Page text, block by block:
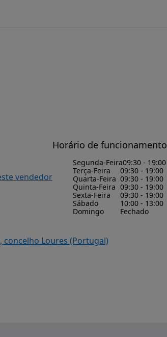
vendedor
Horário de funcionamento
Segunda-Feira09:30 - 19:00
Terça-Feira
09:30 - 19:00
Quarta-Feira 09:30 - 19:00
Quinta-Feira 09:30 - 19:00
Sexta-Feira
09:30 - 19:00
Sábado
10:00 - 13:00
Domingo
Fechado
concelho Loures (Portugal)